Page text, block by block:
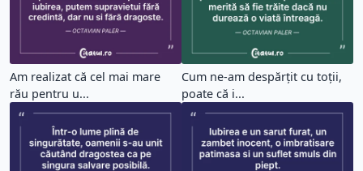
Am realizat că cel mai mare
rău pentru u...
Cum ne-am despărțit cu toții,
poate că i...